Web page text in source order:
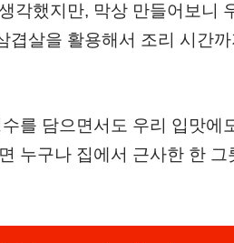
각했지만, 막상 만들어보니
살을 활용해서 조리 시간
를 담으면서도 우리 입맛에
누구나 집에서 근사한 한 그